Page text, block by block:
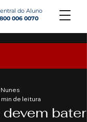
do Aluno
006 0070
bater
min de leitura